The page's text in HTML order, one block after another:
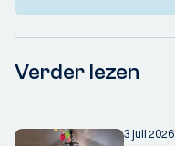
Verder lezen
3 juli 2026